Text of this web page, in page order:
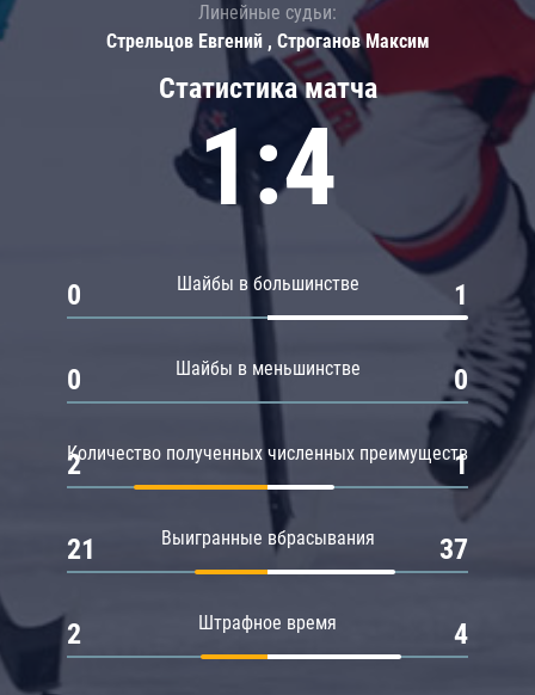
Статистика матча
1:4
Шайбы в большинстве
0 1
Шайбы в меньшинстве
0 0
Количество полученных численных преимуществ
2 1
Выигранные вбрасывания
21 37
Штрафное время
2 4
Линейные судьи:
Стрельцов Евгений , Строганов Максим